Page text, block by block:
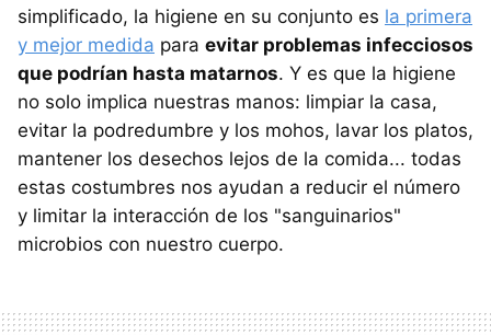
simplificado, la higiene en su conjunto es la primera
y mejor medida para evitar problemas infecciosos
que podrían hasta matarnos. Y es que la higiene
no solo implica nuestras manos: limpiar la casa,
evitar la podredumbre y los mohos, lavar los platos,
mantener los desechos lejos de la comida... todas
estas costumbres nos ayudan a reducir el número
y limitar la interacción de los "sanguinarios"
microbios con nuestro cuerpo.